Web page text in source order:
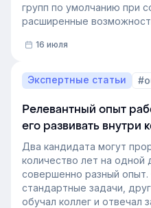
групп по умолчанию при
расширенные
он охватывает и
16 июля
Экспертные статьи
Релевантный опыт
его развивать внутри
Два кандидата могут
количество лет на одной
совершенно разный
стандартные задачи,
обучал коллег и отвечал